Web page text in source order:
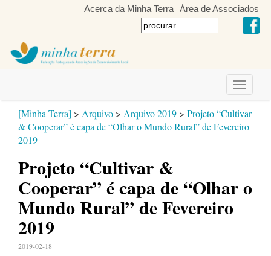
Acerca da Minha Terra Área de Associados
Toggle
[Minha Terra] > Arquivo > Arquivo 2019 > Projeto “Cultivar
& Cooperar” é capa de “Olhar o Mundo Rural” de Fevereiro
2019
Projeto “Cultivar &
Cooperar” é capa de “Olhar o
Mundo Rural” de Fevereiro
2019
2019-02-18